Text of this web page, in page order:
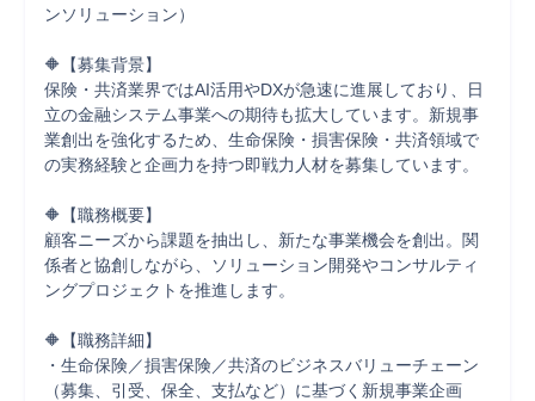
ンソリューション）
🔶【募集背景】
保険・共済業界ではAI活用やDXが急速に進展しており、日
立の金融システム事業への期待も拡大しています。新規事
業創出を強化するため、生命保険・損害保険・共済領域で
の実務経験と企画力を持つ即戦力人材を募集しています。
🔶【職務概要】
顧客ニーズから課題を抽出し、新たな事業機会を創出。関
係者と協創しながら、ソリューション開発やコンサルティ
ングプロジェクトを推進します。
🔶【職務詳細】
・生命保険／損害保険／共済のビジネスバリューチェーン
（募集、引受、保全、支払など）に基づく新規事業企画